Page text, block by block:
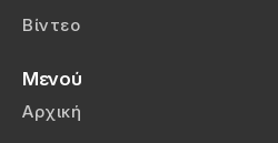
Βίντεο
Μενού
Αρχική